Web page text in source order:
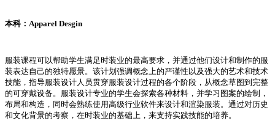
本科：Apparel Desgin
服装课程可以帮助学生满足时装业的最高要求，并通过他们设计和制作的服
装表达自己的独特愿景。该计划强调概念上的严谨性以及强大的艺术和技术
技能，指导服装设计人员贯穿服装设计过程的各个阶段，从概念草图到完整
的可穿戴设备。服装设计专业的学生会探索各种材料，并学习图案的绘制，
布局和构造，同时会熟练使用高级行业软件来设计和渲染服装。通过对历史
和文化背景的考察，在时装业的基础上，来支持实践技能的培养。